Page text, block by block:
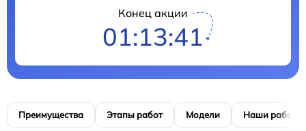
Конец акции
01:13:40
Преимущества Этапы работ Модели Наши работы